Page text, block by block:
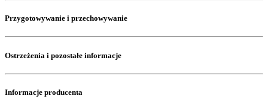
Przygotowywanie i przechowywanie
Ostrzeżenia i pozostałe informacje
Informacje producenta